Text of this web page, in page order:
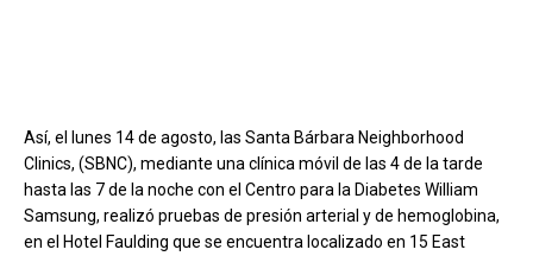
Así, el lunes 14 de agosto, las Santa Bárbara Neighborhood
Clinics, (SBNC), mediante una clínica móvil de las 4 de la tarde
hasta las 7 de la noche con el Centro para la Diabetes William
Samsung, realizó pruebas de presión arterial y de hemoglobina,
en el Hotel Faulding que se encuentra localizado en 15 East